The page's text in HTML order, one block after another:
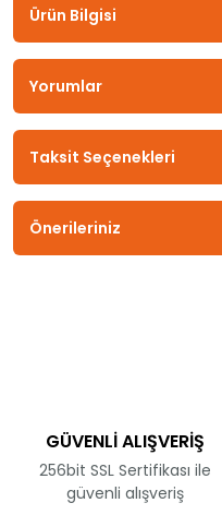
Ürün Bilgisi
Yorumlar
Taksit Seçenekleri
Önerileriniz
GÜVENLİ ALIŞVERİŞ
256bit SSL Sertifikası ile
güvenli alışveriş